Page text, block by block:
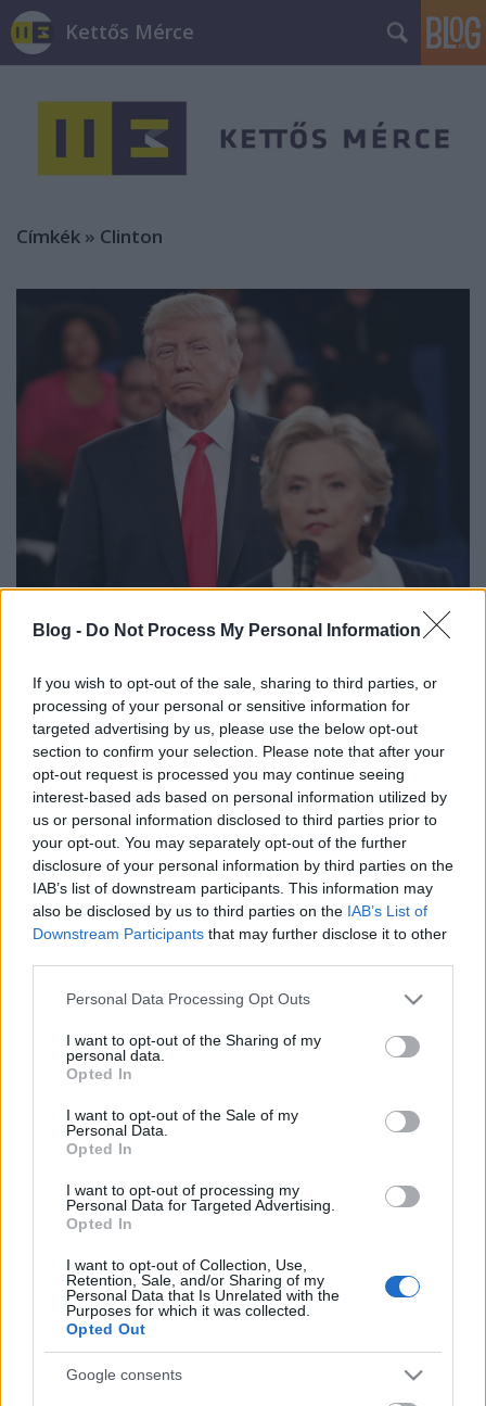
Blog - Do Not Process My Personal Information
If you wish to opt-out of the sale, sharing to third parties, or
processing of your personal or sensitive information for
targeted advertising by us, please use the below opt-out
section to confirm your selection. Please note that after your
opt-out request is processed you may continue seeing
interest-based ads based on personal information utilized by
us or personal information disclosed to third parties prior to
your opt-out. You may separately opt-out of the further
disclosure of your personal information by third parties on the
IAB’s list of downstream participants. This information may
also be disclosed by us to third parties on the IAB’s List of
Downstream Participants that may further disclose it to other
Please note that this website/app uses one or more Google
not limited to your visit or usage behaviour. You may click to
grant or deny consent to Google and its third-party tags to
use your data for below specified purposes in below Google
consent section.
Personal Data Processing Opt Outs
I want to opt-out of the Sharing of my
personal data.
Opted In
I want to opt-out of the Sale of my
Personal Data.
Opted In
I want to opt-out of processing my
Personal Data for Targeted Advertising.
Opted In
I want to opt-out of Collection, Use,
Retention, Sale, and/or Sharing of my
Personal Data that Is Unrelated with the
Purposes for which it was collected.
Opted Out
Google consents
Kettős Mérce
Címkék » Clinton
Trump és a liberálisok bukása
"Az alkotmány fogta a Függetlenségi Nyilatkozat
felkavaró szavait: „élet, szabadság és a boldogság
keresése”, és arra cserélte: „élet, szabadság és
tulajdon.” A Nyilatkozat csupán történelmi
dokumentum maradt. Az alkotmány azonban az
ország törvénye lett." (Howard Zinn: The Spirit of
Rebellion,…
Hillary Clinton?
Kettős Mérce vendégszerző•2016. július 07.
Múlt hétfőn az ohiói Cincinnatiban: Két közép-idős